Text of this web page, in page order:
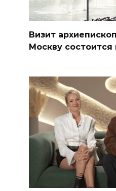
Визит
Москву состоится